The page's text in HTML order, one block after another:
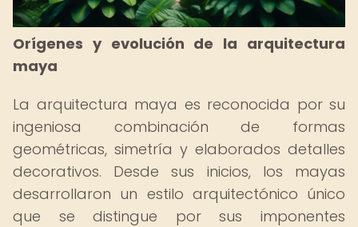
Orígenes y evolución de la arquitectura
maya
La arquitectura maya es reconocida por su
ingeniosa combinación de formas
geométricas, simetría y elaborados detalles
decorativos. Desde sus inicios, los mayas
desarrollaron un estilo arquitectónico único
que se distingue por sus imponentes